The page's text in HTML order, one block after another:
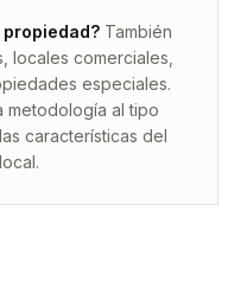
También
locales comerciales,
especiales.
metodología al tipo
características del